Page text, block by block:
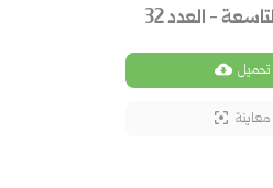
- العدد 32
تحميل
معاينة